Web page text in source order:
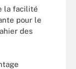
la facilité
pour le
des